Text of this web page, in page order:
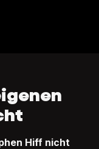
Hiff nicht